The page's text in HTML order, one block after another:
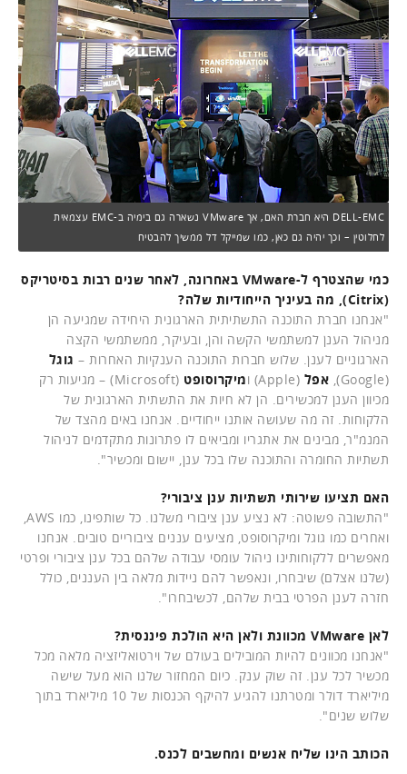
DELL-EMC היא חברת האם, אך VMware נשארה גם בימיה ב-EMC עצמאית
לחלוטין – וכך יהיה גם כאן, כמו שמייקל דל ממשיך להבטיח
כמי שהצטרף ל-VMware באחרונה, לאחר שנים רבות בסיטריקס
(Citrix), מה בעיניך הייחודיות שלה?
"אנחנו חברת התוכנה התשתיתית הארגונית היחידה שמגיעה הן
מניהול הענן למשתמשי הקשה והן, ובעיקר, ממשתמשי הקצה
הארגוניים לענן. שלוש חברות התוכנה הענקיות האחרות – גוגל
(Google),
אפל (Apple) ו מיקרוסופט
(Microsoft) – מגיעות רק
מכיוון הענן למכשירים. הן לא חיות את התשתית הארגונית של
הלקוחות. זה מה שעושה אותנו ייחודיים. אנחנו באים מהצד של
המנמ"ר, מבינים את אתגריו ומביאים לו פתרונות מתקדמים לניהול
תשתיות החומרה והתוכנה שלו בכל ענן, יישום ומכשיר".
האם תציעו שירותי תשתיות ענן ציבורי?
"התשובה פשוטה: לא נציע ענן ציבורי משלנו. כל שותפינו, כמו AWS,
ואחרים כמו גוגל ומיקרוסופט, מציעים עננים ציבוריים טובים. אנחנו
מאפשרים ללקוחותינו ניהול עומסי עבודה שלהם בכל ענן ציבורי ופרטי
(שלנו אצלם) שיבחרו, ונאפשר להם ניידות מלאה בין העננים, כולל
חזרה לענן הפרטי בבית שלהם, לכשיבחרו".
לאן VMware מכוונת ולאן היא הולכת פיננסית?
"אנחנו מכוונים להיות המובילים בעולם של וירטואליזציה מלאה מכל
מכשיר לכל ענן. זה שוק ענק. כיום המחזור שלנו הוא מעל שישה
מיליארד דולר ומטרתנו להגיע להיקף הכנסות של 10 מיליארד בתוך
שלוש שנים".
הכותב הינו שליח אנשים ומחשבים לכנס.